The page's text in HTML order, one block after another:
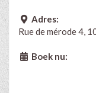
Adres:
Rue de mérode 4,
Boek nu: